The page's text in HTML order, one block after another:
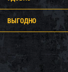
ВЫГОДНО